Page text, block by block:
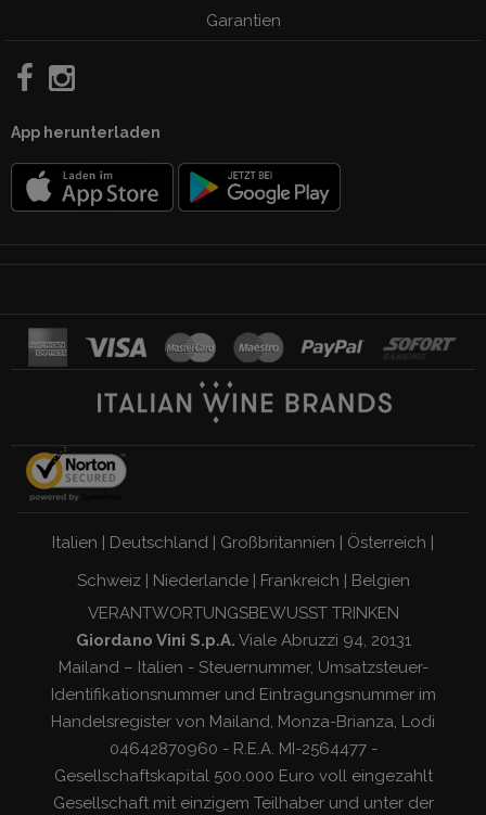
Garantien
App herunterladen
Italien | Deutschland | Großbritannien | Österreich |
Schweiz| Niederlande| Frankreich | Belgien
VERANTWORTUNGSBEWUSST TRINKEN
Giordano Vini S.p.A. Viale Abruzzi 94, 20131
Mailand – Italien - Steuernummer, Umsatzsteuer-
Identifikationsnummer und Eintragungsnummer im
Handelsregister von Mailand, Monza-Brianza, Lodi
04642870960 - R.E.A. MI-2564477 -
Gesellschaftskapital 500.000 Euro voll eingezahlt
Gesellschaft mit einzigem Teilhaber und unter der